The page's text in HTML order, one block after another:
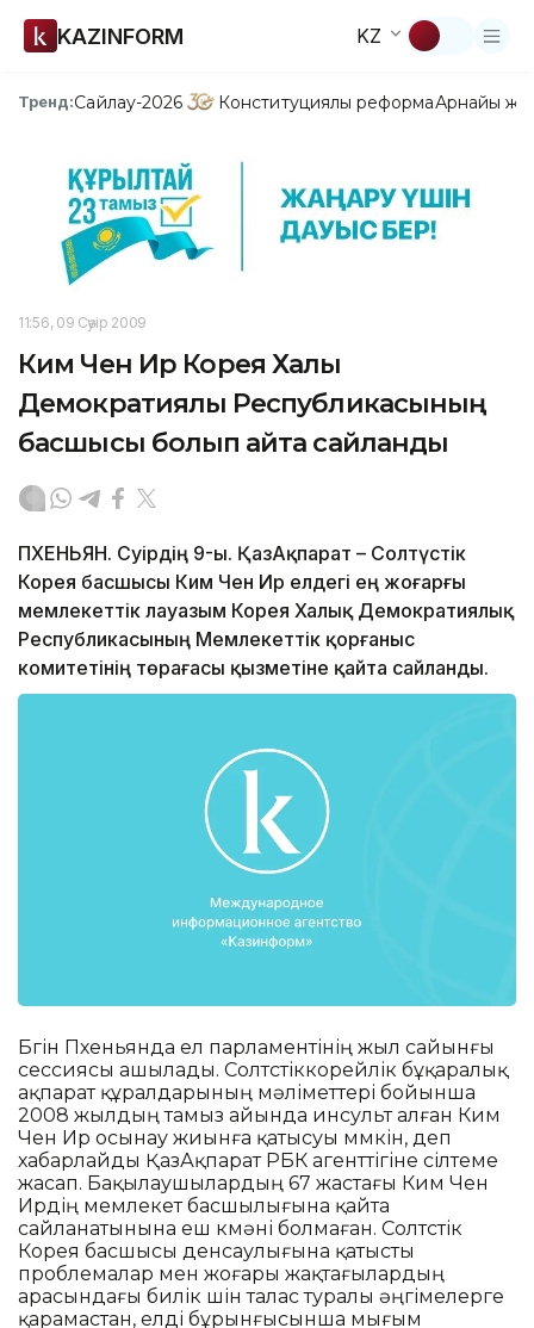
KAZINFORM KZ
Тренд:Сайлау-2026 Конституциялық реформаАрнайы
11:56, 09 Сәуір 2009
Ким Чен Ир Корея Халық
Демократиялық Республикасының
басшысы болып қайта сайланды
ПХЕНЬЯН. Сәуірдің 9-ы. ҚазАқпарат – Солтүстік
Корея басшысы Ким Чен Ир елдегі ең жоғарғы
мемлекеттік лауазым Корея Халық Демократиялық
Республикасының Мемлекеттік қорғаныс
комитетінің төрағасы қызметіне қайта сайланды.
Бүгін Пхеньянда ел парламентінің жыл сайынғы
сессиясы ашылады. Солтүстіккорейлік бұқаралық
ақпарат құралдарының мәліметтері бойынша
2008 жылдың тамыз айында инсульт алған Ким
Чен Ир осынау жиынға қатысуы мүмкін, деп
хабарлайды ҚазАқпарат РБК агенттігіне сілтеме
жасап. Бақылаушылардың 67 жастағы Ким Чен
Ирдің мемлекет басшылығына қайта
сайланатынына еш күмәні болмаған. Солтүстік
Корея басшысы денсаулығына қатысты
проблемалар мен жоғары жақтағылардың
арасындағы билік үшін талас туралы әңгімелерге
қарамастан, елді бұрынғысынша мығым